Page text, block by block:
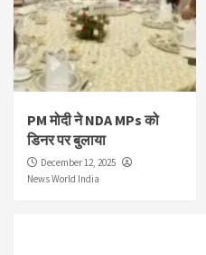
PM मोदी ने NDA MPs को
डिनर पर बुलाया
December 12, 2025
News World India